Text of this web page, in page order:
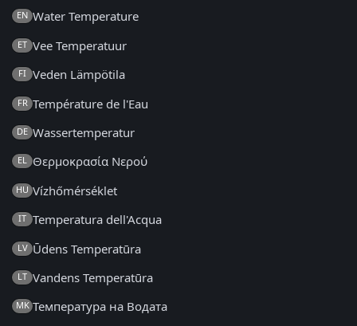
EN Water Temperature
ET Vee Temperatuur
FI Veden Lämpötila
FR Température de l'Eau
DE Wassertemperatur
EL Θερμοκρασία Νερού
HU Vízhőmérséklet
IT Temperatura dell'Acqua
LV Ūdens Temperatūra
LT Vandens Temperatūra
MK Температура на Водата